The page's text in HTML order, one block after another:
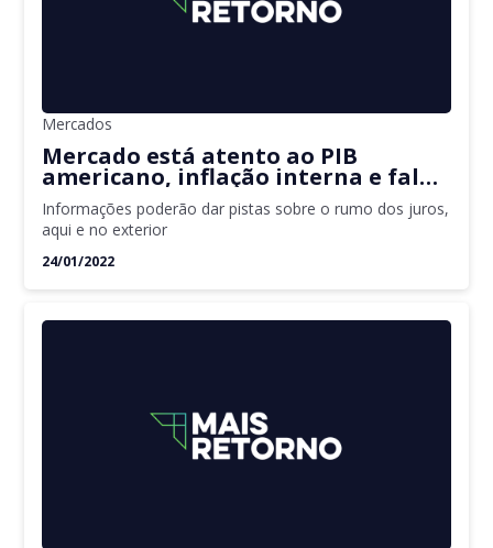
Mercados
Mercado está atento ao PIB
americano, inflação interna e fala
de Powell nesta semana
Informações poderão dar pistas sobre o rumo dos juros,
aqui e no exterior
24/01/2022